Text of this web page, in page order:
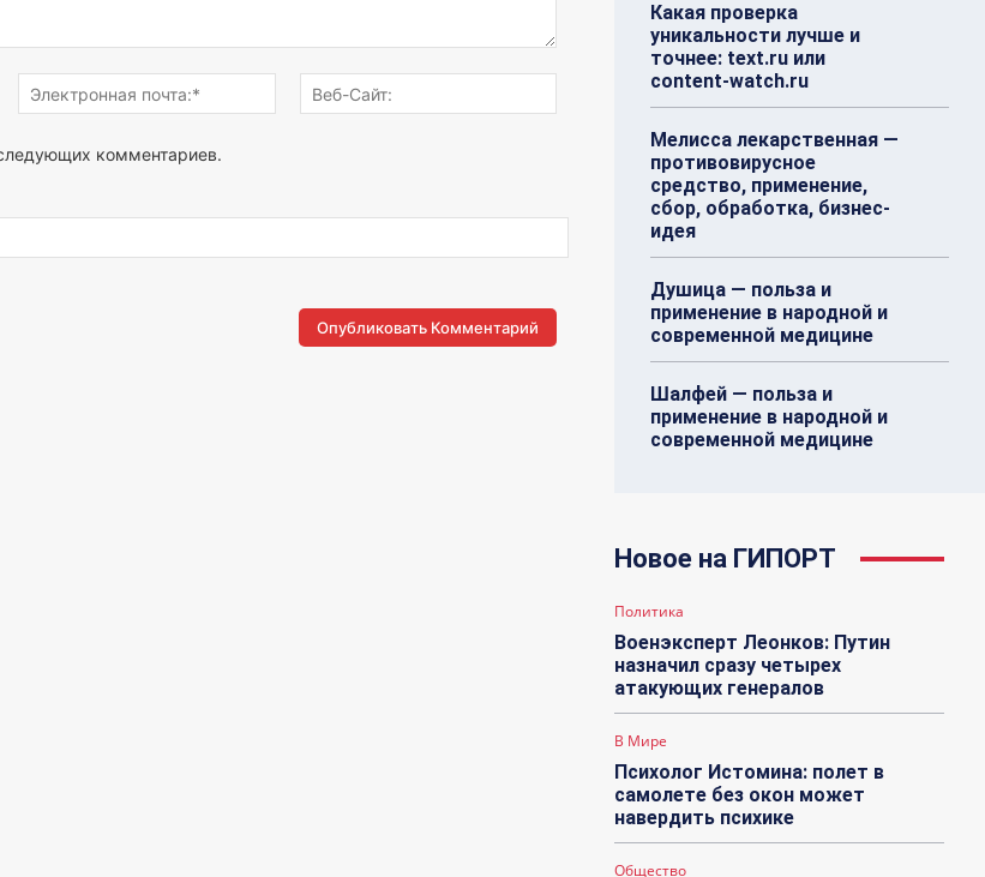
Имя:*
Электронная
почта:*
комментариев.
Какая проверка
уникальности лучше и
точнее: text.ru или
content-watch.ru
Мелисса лекарственная —
противовирусное
средство, применение,
сбор, обработка, бизнес-
идея
Душица — польза и
применение в народной и
современной медицине
Шалфей — польза и
применение в народной и
современной медицине
Новое на ГИПОРТ
Политика
Военэксперт Леонков: Путин
назначил сразу четырех
атакующих генералов
В Мире
Психолог Истомина: полет в
самолете без окон может
навердить психике
Общество